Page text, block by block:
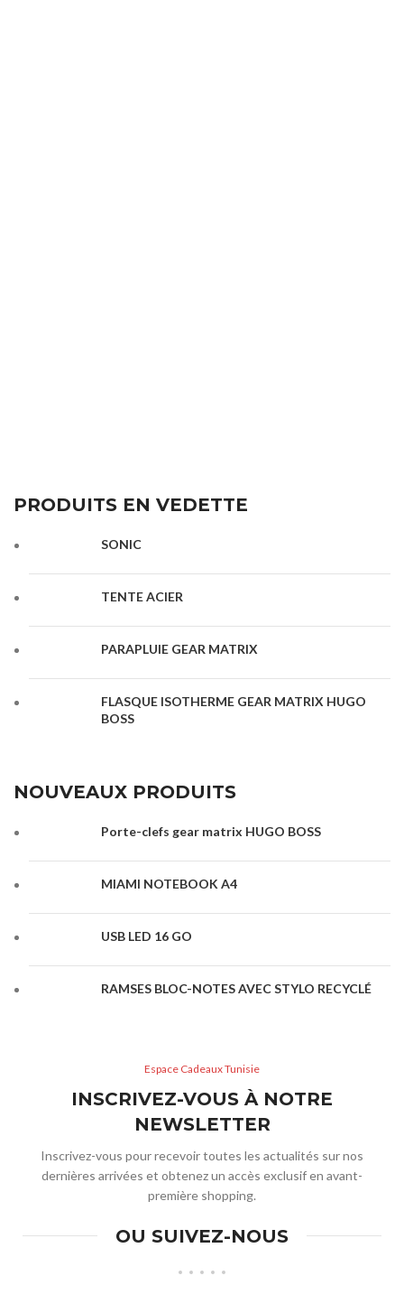
PRODUITS EN VEDETTE
SONIC
TENTE ACIER
PARAPLUIE GEAR MATRIX
FLASQUE ISOTHERME GEAR MATRIX HUGO
BOSS
NOUVEAUX PRODUITS
Porte-clefs gear matrix HUGO BOSS
MIAMI NOTEBOOK A4
USB LED 16 GO
RAMSES BLOC-NOTES AVEC STYLO RECYCLÉ
Espace Cadeaux Tunisie
INSCRIVEZ-VOUS À NOTRE
NEWSLETTER
Inscrivez-vous pour recevoir toutes les actualités sur nos
dernières arrivées et obtenez un accès exclusif en avant-
première shopping.
OU SUIVEZ-NOUS